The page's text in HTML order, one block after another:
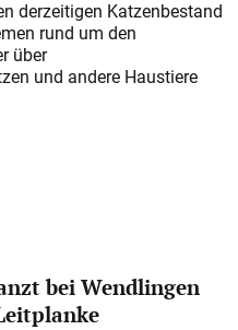
derzeitigen Katzenbestand
rund um den
über
und andere Haustiere
bei Wendlingen